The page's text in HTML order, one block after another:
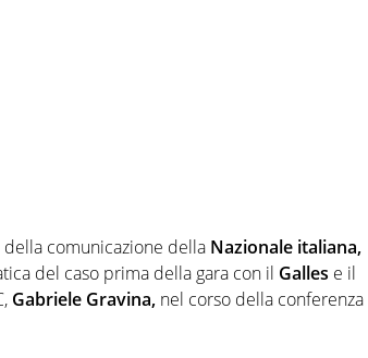
della comunicazione della Nazionale italiana,
del caso prima della gara con il Galles e il
Gabriele Gravina, nel corso della conferenza